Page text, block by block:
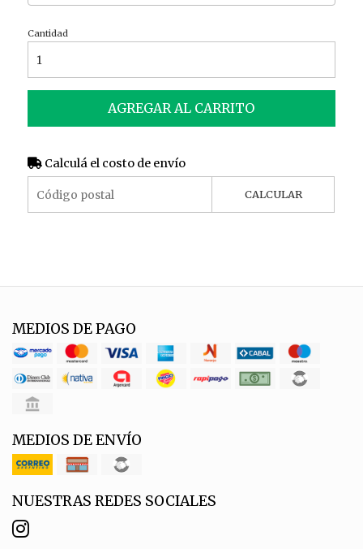
Cantidad
AGREGAR AL CARRITO
Calculá el costo de envío
CALCULAR
MEDIOS DE PAGO
MEDIOS DE ENVÍO
NUESTRAS REDES SOCIALES